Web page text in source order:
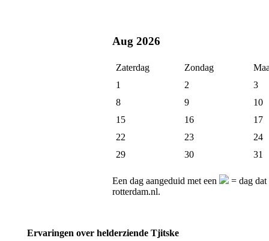
Aug 2026
Zaterdag Zondag
1
2
3
8
9
10
15
16
17
22
23
24
29
30 31
Een dag aangeduid met een
= dag dat
rotterdam.nl.
Ervaringen over helderziende Tjitske